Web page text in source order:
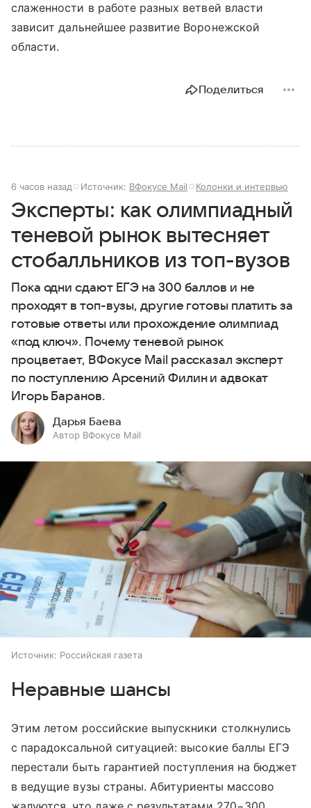
слаженности в работе разных ветвей власти
зависит дальнейшее развитие Воронежской
области.
Поделиться
6 часов назад Источник: ВФокусе Mail Колонки и интервью
Эксперты: как олимпиадный
теневой рынок вытесняет
стобалльников из топ-вузов
Пока одни сдают ЕГЭ на 300 баллов и не
проходят в топ-вузы, другие готовы платить за
готовые ответы или прохождение олимпиад
«под ключ». Почему теневой рынок
процветает, ВФокусе Mail рассказал эксперт
по поступлению Арсений Филин и адвокат
Игорь Баранов.
Дарья Баева
Автор ВФокусе Mail
Источник: Российская газета
Неравные шансы
Этим летом российские выпускники столкнулись
с парадоксальной ситуацией: высокие баллы ЕГЭ
перестали быть гарантией поступления на бюджет
в ведущие вузы страны. Абитуриенты массово